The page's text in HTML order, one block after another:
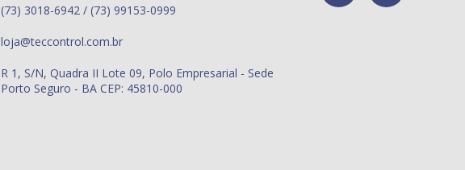
(73) 3018-6942 / (73) 99153-0999
loja@teccontrol.com.br
R 1, S/N, Quadra II Lote 09, Polo Empresarial - Sede
Porto Seguro - BA CEP: 45810-000